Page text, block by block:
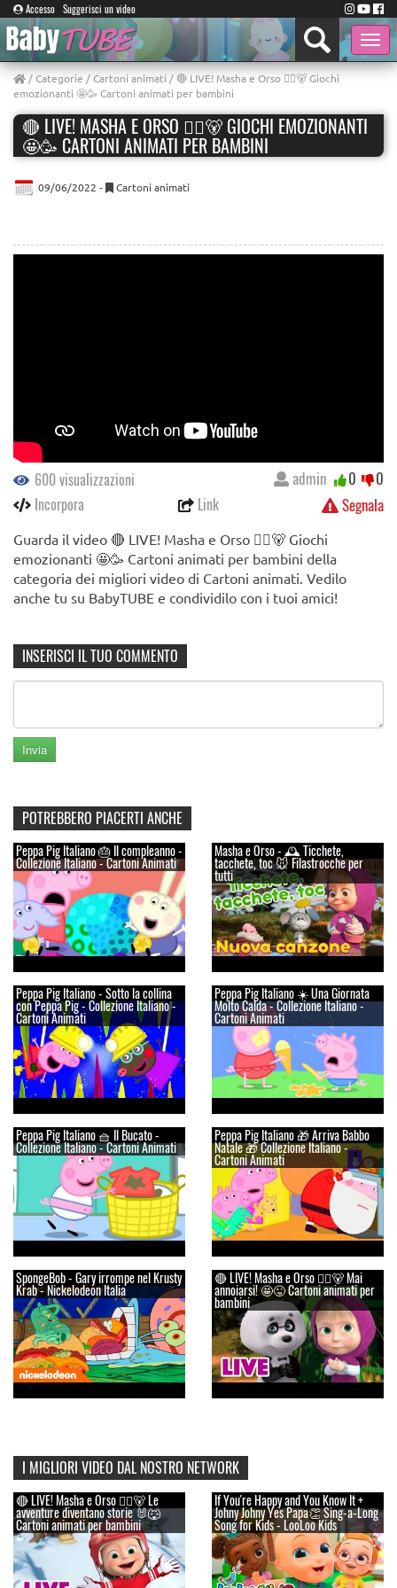
Accesso Suggerisci un video
Toggle
/Categorie /Cartoni animati / 🔴 LIVE! Masha e Orso 👱‍♀️🐻 Giochi
emozionanti 🤩🥳 Cartoni animati per bambini
🔴 LIVE! MASHA E ORSO 👱‍♀️🐻 GIOCHI EMOZIONANTI
🤩🥳 CARTONI ANIMATI PER BAMBINI
09/06/2022 - Cartoni animati
600 visualizzazioni
Incorpora
Link Segnala
admin 0 0
Guarda il video 🔴 LIVE! Masha e Orso 👱‍♀️🐻 Giochi
emozionanti 🤩🥳 Cartoni animati per bambini della
categoria dei migliori video di Cartoni animati. Vedilo
anche tu su BabyTUBE e condividilo con i tuoi amici!
INSERISCI IL TUO COMMENTO
POTREBBERO PIACERTI ANCHE
Peppa Pig Italiano 🎂 Il compleanno -
Collezione Italiano - Cartoni Animati
Masha e Orso - 🕰️ Ticchete,
tacchete, toc 🐭 Filastrocche per
tutti
Peppa Pig Italiano - Sotto la collina
con Peppa Pig - Collezione Italiano -
Cartoni Animati
Peppa Pig Italiano ☀️ Una Giornata
Molto Calda - Collezione Italiano -
Cartoni Animati
Peppa Pig Italiano 🧺 Il Bucato -
Collezione Italiano - Cartoni Animati
Peppa Pig Italiano 🎁 Arriva Babbo
Natale 🎁 Collezione Italiano -
Cartoni Animati
SpongeBob - Gary irrompe nel Krusty
Krab - Nickelodeon Italia
🔴 LIVE! Masha e Orso 👱‍♀️🐻 Mai
annoiarsi! 🤩😜 Cartoni animati per
bambini
I MIGLIORI VIDEO DAL NOSTRO NETWORK
🔴 LIVE! Masha e Orso 👱‍♀️🐻 Le
avventure diventano storie 🐰🐺
Cartoni animati per bambini
If You're Happy and You Know It +
Johny Johny Yes Papa👏 Sing-a-Long
Song for Kids - LooLoo Kids